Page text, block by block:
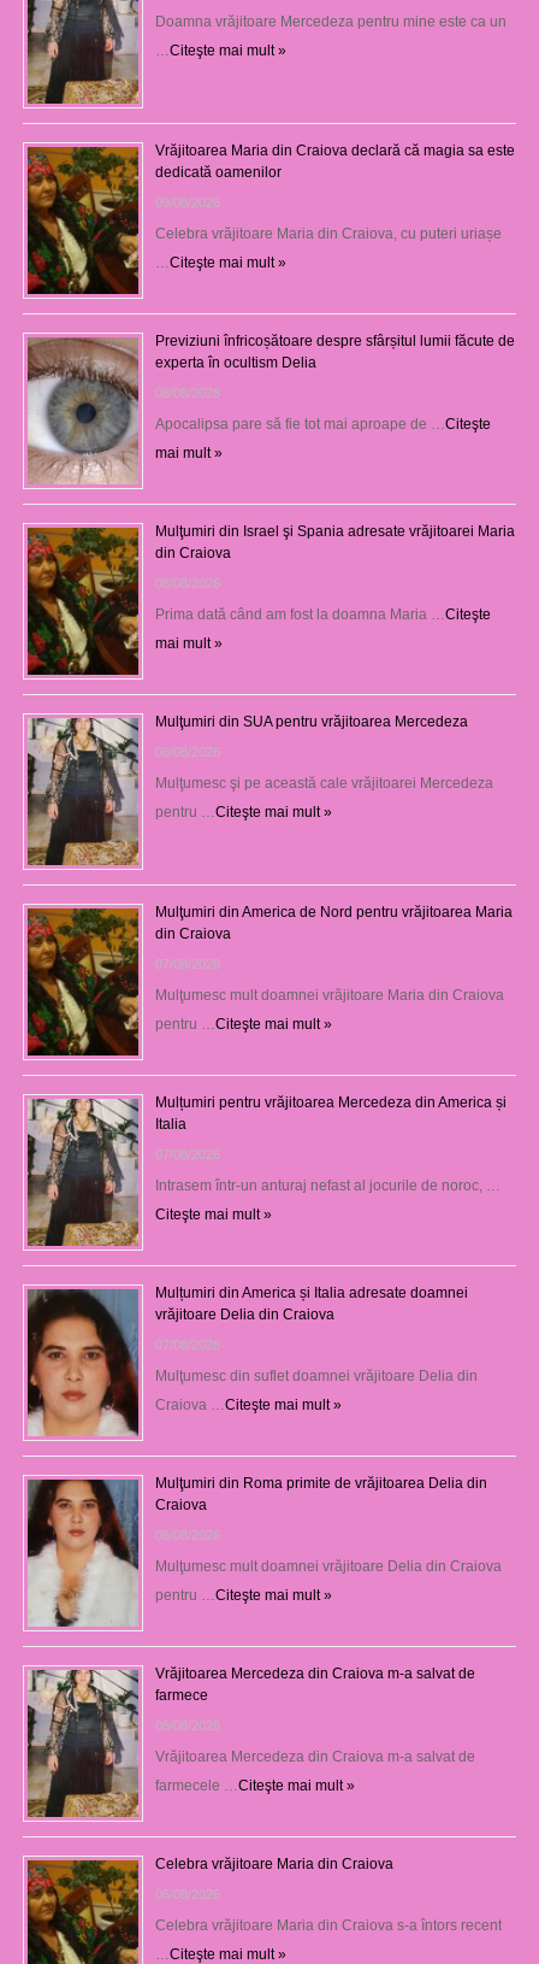
Doamna vrăjitoare Mercedeza pentru mine este ca un
…Citeşte mai mult »
Vrăjitoarea Maria din Craiova declară că magia sa este
dedicată oamenilor
09/08/2026
Celebra vrăjitoare Maria din Craiova, cu puteri uriașe
…Citeşte mai mult »
Previziuni înfricoșătoare despre sfârșitul lumii făcute de
experta în ocultism Delia
08/08/2026
Apocalipsa pare să fie tot mai aproape de …Citeşte
mai mult »
Mulţumiri din Israel şi Spania adresate vrăjitoarei Maria
din Craiova
08/08/2026
Prima dată când am fost la doamna Maria …Citeşte
mai mult »
Mulţumiri din SUA pentru vrăjitoarea Mercedeza
08/08/2026
Mulţumesc şi pe această cale vrăjitoarei Mercedeza
pentru …Citeşte mai mult »
Mulţumiri din America de Nord pentru vrăjitoarea Maria
din Craiova
07/08/2026
Mulţumesc mult doamnei vrăjitoare Maria din Craiova
pentru …Citeşte mai mult »
Mulțumiri pentru vrăjitoarea Mercedeza din America și
Italia
07/08/2026
Intrasem într-un anturaj nefast al jocurile de noroc, …
Citeşte mai mult »
Mulțumiri din America și Italia adresate doamnei
vrăjitoare Delia din Craiova
07/08/2026
Mulţumesc din suflet doamnei vrăjitoare Delia din
Craiova …Citeşte mai mult »
Mulţumiri din Roma primite de vrăjitoarea Delia din
Craiova
06/08/2026
Mulţumesc mult doamnei vrăjitoare Delia din Craiova
pentru …Citeşte mai mult »
Vrăjitoarea Mercedeza din Craiova m-a salvat de
farmece
06/08/2026
Vrăjitoarea Mercedeza din Craiova m-a salvat de
farmecele …Citeşte mai mult »
Celebra vrăjitoare Maria din Craiova
06/08/2026
Celebra vrăjitoare Maria din Craiova s-a întors recent
…Citeşte mai mult »